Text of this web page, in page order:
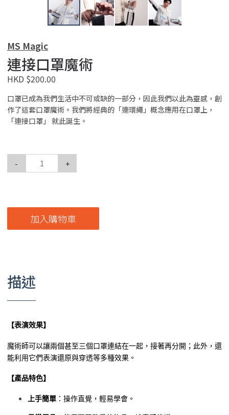
MS Magic
連接口罩魔術
HKD $200.00
口罩已成為我們生活中不可或缺的一部分，因此我們以此為靈感，創
作了這套口罩魔術。我們將經典的「連環繩」概念應用在口罩上，
「連接口罩」 就此誕生。
- +
加入購物車
描述
【表演效果】
魔術師可以讓兩個甚至三個口罩連結在一起，接著再分開；此外，還
能利用它們表演還原與穿透等多種效果。
【產品特色】
上手簡單 ：操作直覺，輕易學會。